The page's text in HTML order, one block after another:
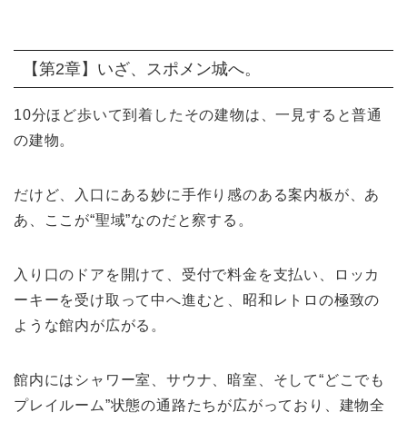
【第2章】いざ、スポメン城へ。
10分ほど歩いて到着したその建物は、一見すると普通
の建物。
だけど、入口にある妙に手作り感のある案内板が、あ
あ、ここが“聖域”なのだと察する。
入り口のドアを開けて、受付で料金を支払い、ロッカ
ーキーを受け取って中へ進むと、昭和レトロの極致の
ような館内が広がる。
館内にはシャワー室、サウナ、暗室、そして“どこでも
プレイルーム”状態の通路たちが広がっており、建物全